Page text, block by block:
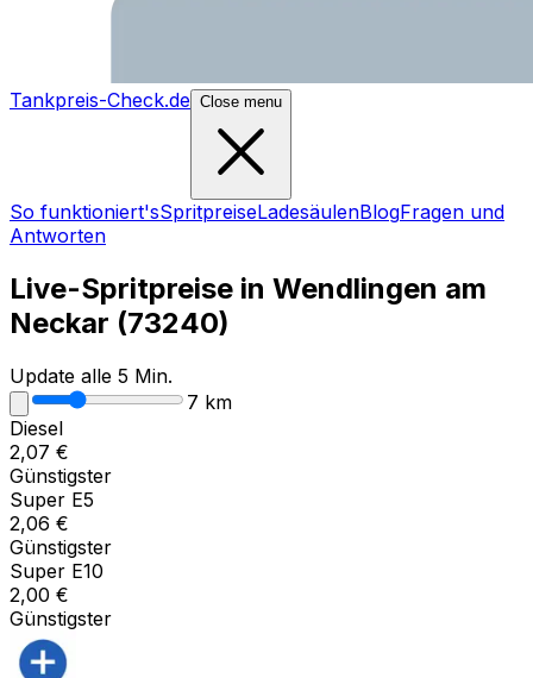
Tankpreis-Check.de Close menu
So funktioniert'sSpritpreiseLadesäulenBlogFragen und
Antworten
Live-Spritpreise in Wendlingen am
Neckar (73240)
Update alle 5 Min.
7 km
Diesel
2,07 €
Günstigster
Super E5
2,06 €
Günstigster
Super E10
2,00 €
Günstigster